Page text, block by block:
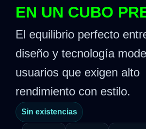
EN UN CUBO
El equilibrio perfecto
diseño y tecnología
usuarios que exigen alto
rendimiento con estilo.
Sin existencias